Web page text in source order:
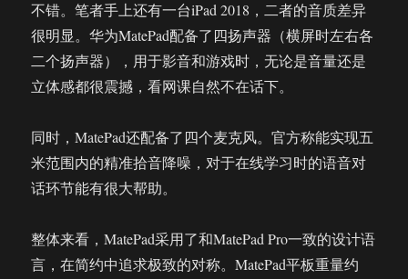
不错。笔者手上还有一台iPad 2018，二者的音质差异
很明显。华为MatePad配备了四扬声器（横屏时左右各
二个扬声器），用于影音和游戏时，无论是音量还是
立体感都很震撼，看网课自然不在话下。
同时，MatePad还配备了四个麦克风。官方称能实现五
米范围内的精准拾音降噪，对于在线学习时的语音对
话环节能有很大帮助。
整体来看，MatePad采用了和MatePad Pro一致的设计语
言，在简约中追求极致的对称。MatePad平板重量约